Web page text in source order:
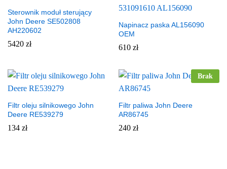
Sterownik moduł sterujący
John Deere SE502808
AH220602
5420 zł
Napinacz paska AL156090
OEM
610 zł
Filtr oleju silnikowego John
Deere RE539279
134 zł
Brak
Filtr paliwa John Deere
AR86745
240 zł